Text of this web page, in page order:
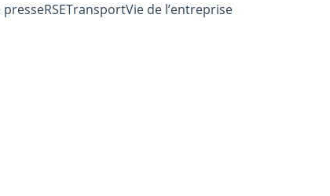
presseRSETransportVie de l’entreprise